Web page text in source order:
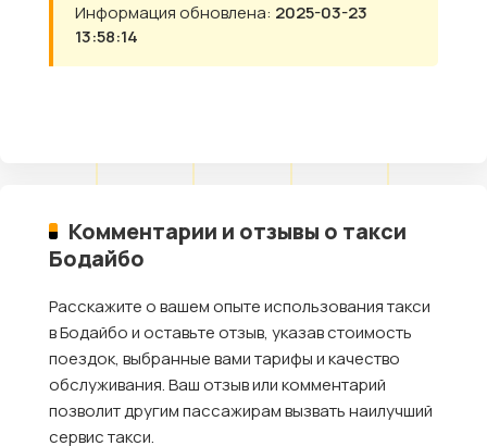
Информация обновлена: 2025-03-23
13:58:14
Комментарии и отзывы о такси
Бодайбо
Расскажите о вашем опыте использования такси
в Бодайбо и оставьте отзыв, указав стоимость
поездок, выбранные вами тарифы и качество
обслуживания. Ваш отзыв или комментарий
позволит другим пассажирам вызвать наилучший
сервис такси.